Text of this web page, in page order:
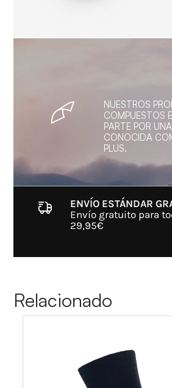
NUESTROS
COMPUESTOS
PARTE POR
CONOCIDA
PLUS.
ENVÍO ESTÁNDAR
Envío gratuito para
29,95€
Relacionado